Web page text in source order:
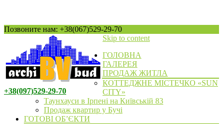
Позвоните нам: +38(067)529-29-70
+38(097)529-29-70
Skip to content
ГОЛОВНА
ГАЛЕРЕЯ
ПРОДАЖ ЖИТЛА
КОТТЕДЖНЕ МІСТЕЧКО «SUN
CITY»
Таунхауси в Ірпені на Київській 83
Продаж квартир у Бучі
ГОТОВІ ОБ’ЄКТИ